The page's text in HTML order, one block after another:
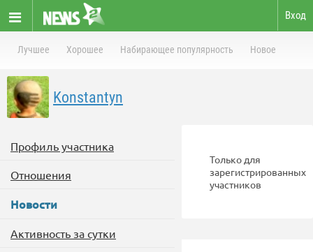
Вход
Лучшее Хорошее Набирающее популярность Новое
Konstantyn
Профиль участника
Отношения
Новости
Активность за сутки
Только для
зарегистрированных
участников